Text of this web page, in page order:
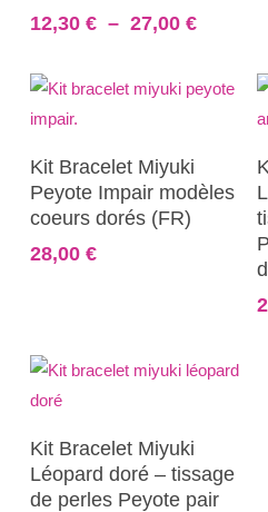
variations.
options
peuvent
être
choisies
sur
la
12,30 € – 27,00 €Plage
12,30 €
Ajouter Au Panier
Kit Bracelet Miyuki
Peyote Impair modèles
coeurs dorés (FR)
28,00 €
Ajouter Au Panier
Kit Bracelet Miyuki
Léopard doré – tissage
de perles Peyote pair